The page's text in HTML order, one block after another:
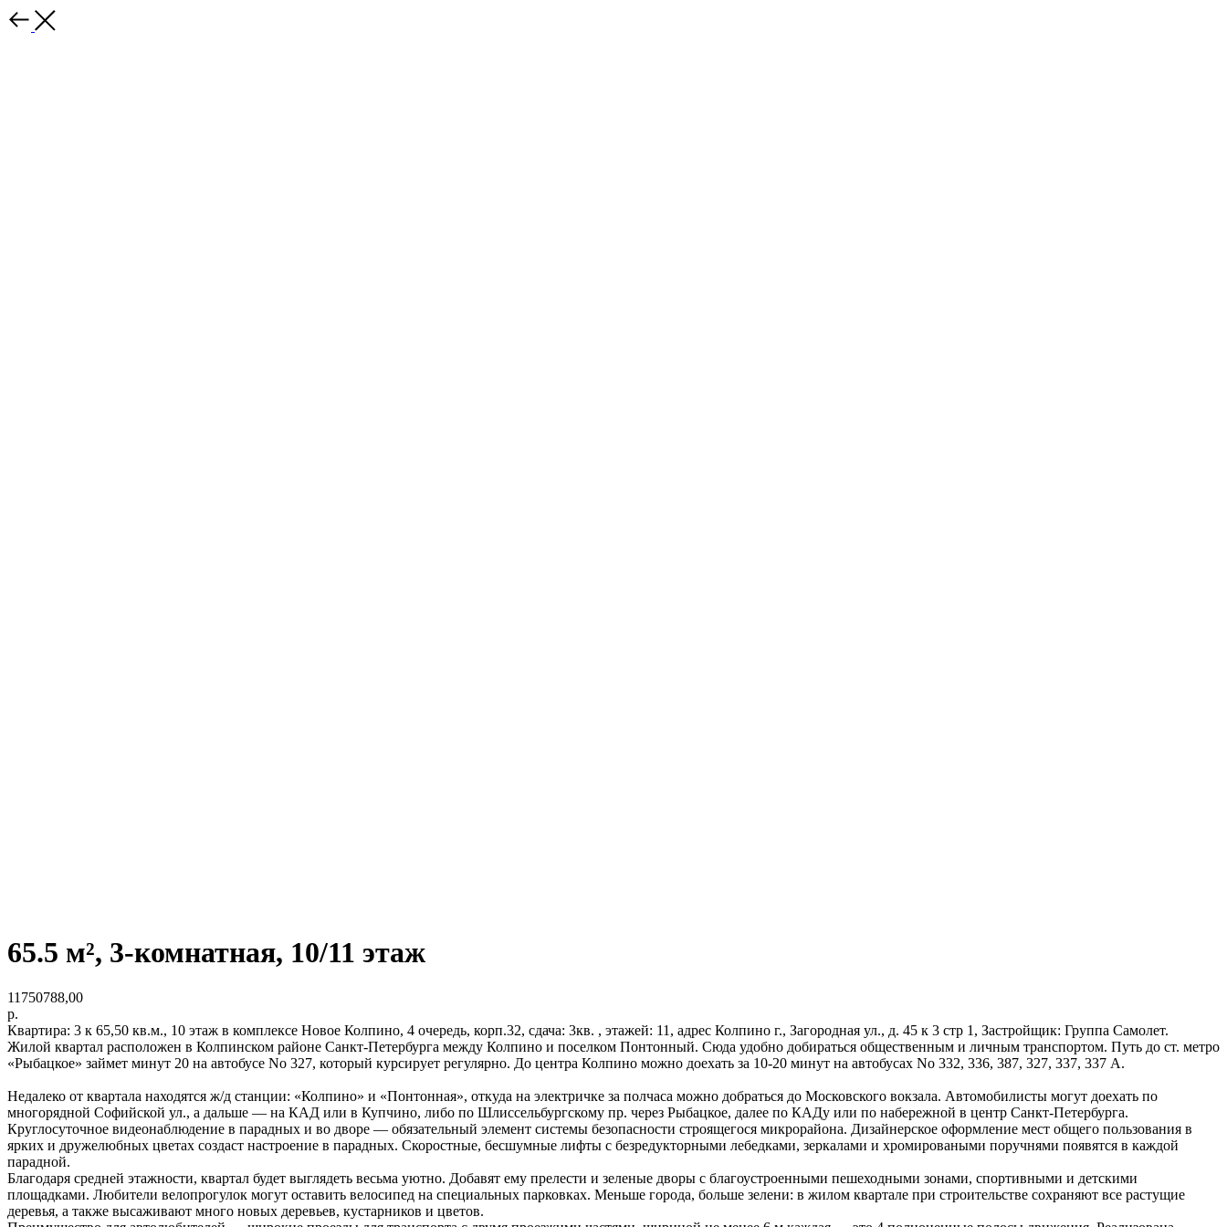
65.5 м², 3-комнатная, 10/11 этаж
11750788,00
р.
Квартира: 3 к 65,50 кв.м., 10 этаж в комплексе Новое Колпино, 4 очередь, корп.32, сдача: 3кв. , этажей: 11, адрес Колпино г., Загородная ул., д. 45 к 3 стр 1, Застройщик: Группа Самолет.
Жилой квартал расположен в Колпинском районе Санкт-Петербурга между Колпино и поселком Понтонный. Сюда удобно добираться общественным и личным транспортом. Путь до ст. метро
«Рыбацкое» займет минут 20 на автобусе No 327, который курсирует регулярно. До центра Колпино можно доехать за 10-20 минут на автобусах No 332, 336, 387, 327, 337, 337 А.
Недалеко от квартала находятся ж/д станции: «Колпино» и «Понтонная», откуда на электричке за полчаса можно добраться до Московского вокзала. Автомобилисты могут доехать по
многорядной Софийской ул., а дальше — на КАД или в Купчино, либо по Шлиссельбургскому пр. через Рыбацкое, далее по КАДу или по набережной в центр Санкт-Петербурга.
Круглосуточное видеонаблюдение в парадных и во дворе — обязательный элемент системы безопасности строящегося микрорайона. Дизайнерское оформление мест общего пользования в
ярких и дружелюбных цветах создаст настроение в парадных. Скоростные, бесшумные лифты с безредукторными лебедками, зеркалами и хромироваными поручнями появятся в каждой
парадной.
Благодаря средней этажности, квартал будет выглядеть весьма уютно. Добавят ему прелести и зеленые дворы с благоустроенными пешеходными зонами, спортивными и детскими
площадками. Любители велопрогулок могут оставить велосипед на специальных парковках. Меньше города, больше зелени: в жилом квартале при строительстве сохраняют все растущие
деревья, а также высаживают много новых деревьев, кустарников и цветов.